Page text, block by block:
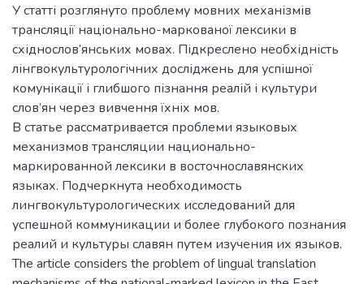
У статті розглянуто проблему мовних механізмів
трансляції національно-маркованої лексики в
східнослов’янських мовах. Підкреслено необхідність
лінгвокультурологічних досліджень для успішної
комунікації і глибшого пізнання реалій і культури
слов’ян через вивчення їхніх мов.
В статье рассматривается проблеми языковых
механизмов трансляции национально-
маркированной лексики в восточнославянских
языках. Подчеркнута необходимость
лингвокультурологических исследований для
успешной коммуникации и более глубокого познания
реалий и культуры славян путем изучения их языков.
The article considers the problem of lingual translation